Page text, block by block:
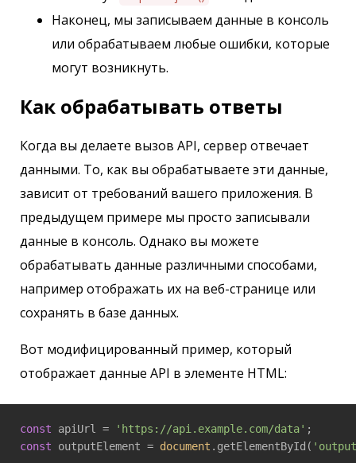
Наконец, мы записываем данные в консоль
или обрабатываем любые ошибки, которые
могут возникнуть.
Как обрабатывать ответы
Когда вы делаете вызов API, сервер отвечает
данными. То, как вы обрабатываете эти данные,
зависит от требований вашего приложения. В
предыдущем примере мы просто записывали
данные в консоль. Однако вы можете
обрабатывать данные различными способами,
например отображать их на веб-странице или
сохранять в базе данных.
Вот модифицированный пример, который
отображает данные API в элементе HTML:
const apiUrl = 'https://api.example.com/data'
const outputElement = document .getElementById(